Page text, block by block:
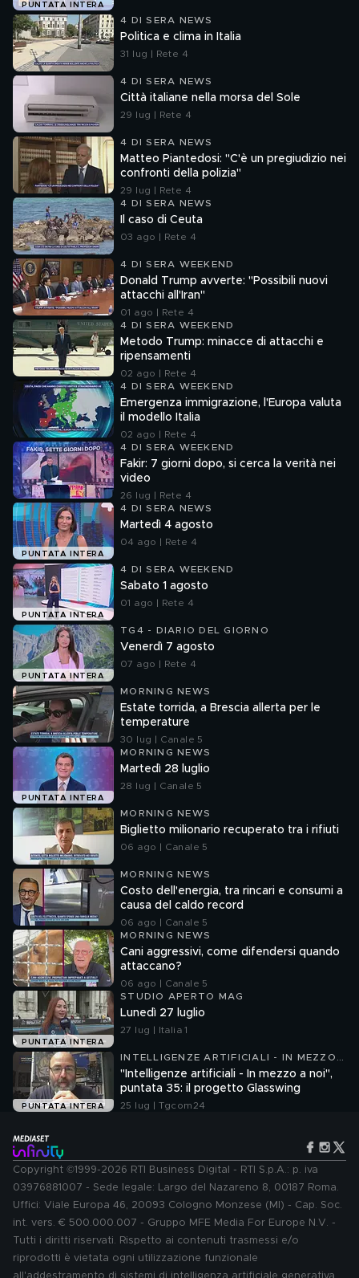
PUNTATA INTERA
4 DI SERA NEWS
Politica e clima in Italia
31 lug | Rete 4
4 DI SERA NEWS
Città italiane nella morsa del Sole
29 lug | Rete 4
4 DI SERA NEWS
Matteo Piantedosi: "C'è un pregiudizio nei
confronti della polizia"
29 lug | Rete 4
4 DI SERA NEWS
Il caso di Ceuta
03 ago | Rete 4
4 DI SERA WEEKEND
Donald Trump avverte: "Possibili nuovi
attacchi all'Iran"
01 ago | Rete 4
4 DI SERA WEEKEND
Metodo Trump: minacce di attacchi e
ripensamenti
02 ago | Rete 4
4 DI SERA WEEKEND
Emergenza immigrazione, l'Europa valuta
il modello Italia
02 ago | Rete 4
4 DI SERA WEEKEND
Fakir: 7 giorni dopo, si cerca la verità nei
video
26 lug | Rete 4
PUNTATA INTERA
4 DI SERA NEWS
Martedì 4 agosto
04 ago | Rete 4
PUNTATA INTERA
4 DI SERA WEEKEND
Sabato 1 agosto
01 ago | Rete 4
PUNTATA INTERA
TG4 - DIARIO DEL GIORNO
Venerdì 7 agosto
07 ago | Rete 4
MORNING NEWS
Estate torrida, a Brescia allerta per le
temperature
30 lug | Canale 5
PUNTATA INTERA
MORNING NEWS
Martedì 28 luglio
28 lug | Canale 5
MORNING NEWS
Biglietto milionario recuperato tra i rifiuti
06 ago | Canale 5
MORNING NEWS
Costo dell'energia, tra rincari e consumi a
causa del caldo record
06 ago | Canale 5
MORNING NEWS
Cani aggressivi, come difendersi quando
attaccano?
06 ago | Canale 5
PUNTATA INTERA
STUDIO APERTO MAG
Lunedì 27 luglio
27 lug | Italia 1
PUNTATA INTERA
INTELLIGENZE ARTIFICIALI - IN MEZZO
A NOI
"Intelligenze artificiali - In mezzo a noi",
puntata 35: il progetto Glasswing
25 lug | Tgcom24
Copyright ©1999-2026 RTI Business Digital - RTI S.p.A.: p. iva
03976881007 - Sede legale: Largo del Nazareno 8, 00187 Roma.
Uffici: Viale Europa 46, 20093 Cologno Monzese (MI) - Cap. Soc.
int. vers. € 500.000.007 - Gruppo MFE Media For Europe N.V. -
Tutti i diritti riservati. Rispetto ai contenuti trasmessi e/o
riprodotti è vietata ogni utilizzazione funzionale